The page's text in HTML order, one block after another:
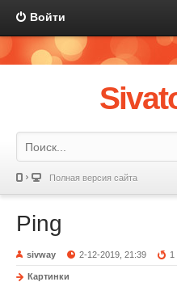
Войти
Полная версия сайта
Ping
sivway 2-12-2019, 21:39 1
Картинки